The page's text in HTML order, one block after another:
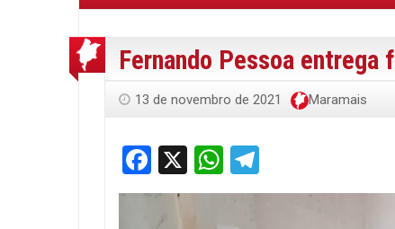
Fernando Pessoa entrega
13 de novembro de 2021 Maramais
Facebook
X WhatsApp